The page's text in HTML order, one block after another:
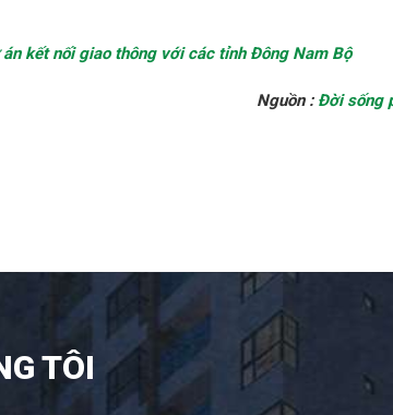
kết nối giao thông với các tỉnh Đông Nam Bộ
Nguồn : Đời sống
TÔI